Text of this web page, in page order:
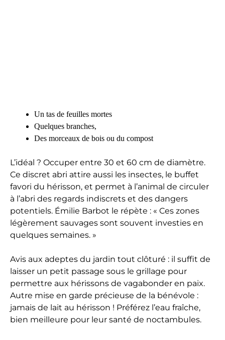
Un tas de feuilles mortes
Quelques branches,
Des morceaux de bois ou du compost
L’idéal ? Occuper entre 30 et 60 cm de diamètre.
Ce discret abri attire aussi les insectes, le buffet
favori du hérisson, et permet à l’animal de circuler
à l’abri des regards indiscrets et des dangers
potentiels. Émilie Barbot le répète : « Ces zones
légèrement sauvages sont souvent investies en
quelques semaines. »
Avis aux adeptes du jardin tout clôturé : il suffit de
laisser un petit passage sous le grillage pour
permettre aux hérissons de vagabonder en paix.
Autre mise en garde précieuse de la bénévole :
jamais de lait au hérisson ! Préférez l’eau fraîche,
bien meilleure pour leur santé de noctambules.